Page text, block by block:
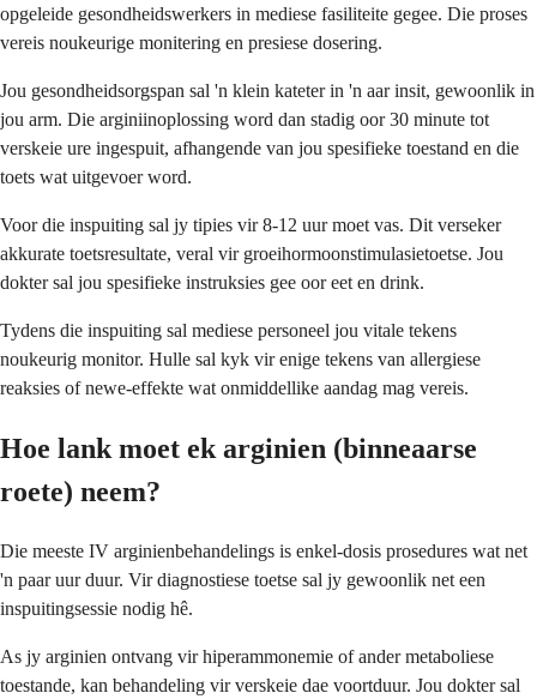
opgeleide gesondheidswerkers in mediese fasiliteite gegee. Die proses
vereis noukeurige monitering en presiese dosering.
Jou gesondheidsorgspan sal 'n klein kateter in 'n aar insit, gewoonlik in
jou arm. Die arginiinoplossing word dan stadig oor 30 minute tot
verskeie ure ingespuit, afhangende van jou spesifieke toestand en die
toets wat uitgevoer word.
Voor die inspuiting sal jy tipies vir 8-12 uur moet vas. Dit verseker
akkurate toetsresultate, veral vir groeihormoonstimulasietoetse. Jou
dokter sal jou spesifieke instruksies gee oor eet en drink.
Tydens die inspuiting sal mediese personeel jou vitale tekens
noukeurig monitor. Hulle sal kyk vir enige tekens van allergiese
reaksies of newe-effekte wat onmiddellike aandag mag vereis.
Hoe lank moet ek arginien (binneaarse
roete) neem?
Die meeste IV arginienbehandelings is enkel-dosis prosedures wat net
'n paar uur duur. Vir diagnostiese toetse sal jy gewoonlik net een
inspuitingsessie nodig hê.
As jy arginien ontvang vir hiperammonemie of ander metaboliese
toestande, kan behandeling vir verskeie dae voortduur. Jou dokter sal